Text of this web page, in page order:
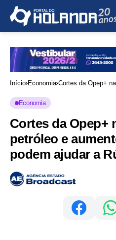
Início Economia Cortes da Opep+
Economia
Cortes da Opep+
petróleo e
podem ajudar a